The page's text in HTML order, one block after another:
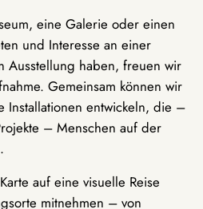
eine Galerie oder einen
und Interesse an einer
Ausstellung haben, freuen wir
Gemeinsam können wir
Installationen entwickeln, die –
– Menschen auf der
auf eine visuelle Reise
mitnehmen – von